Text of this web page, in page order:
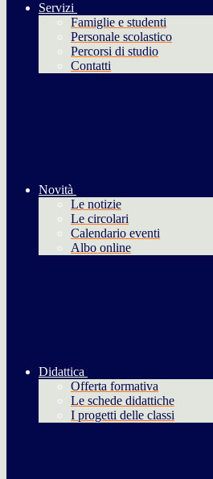
Servizi
Famiglie e studenti
Personale scolastico
Percorsi di studio
Contatti
Novità
Le notizie
Le circolari
Calendario eventi
Albo online
Didattica
Offerta formativa
Le schede didattiche
I progetti delle classi